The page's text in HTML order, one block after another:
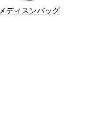
メディスンバッグ